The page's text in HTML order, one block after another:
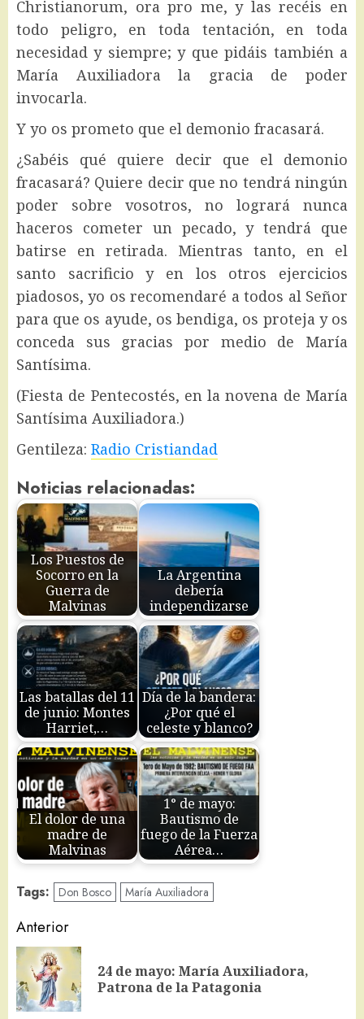
Christianorum, ora pro me, y las recéis en
todo peligro, en toda tentación, en toda
necesidad y siempre; y que pidáis también a
María Auxiliadora la gracia de poder
invocarla.
Y yo os prometo que el demonio fracasará.
¿Sabéis qué quiere decir que el demonio
fracasará? Quiere decir que no tendrá ningún
poder sobre vosotros, no logrará nunca
haceros cometer un pecado, y tendrá que
batirse en retirada. Mientras tanto, en el
santo sacrificio y en los otros ejercicios
piadosos, yo os recomendaré a todos al Señor
para que os ayude, os bendiga, os proteja y os
conceda sus gracias por medio de María
Santísima.
(Fiesta de Pentecostés, en la novena de María
Santísima Auxiliadora.)
Gentileza: Radio Cristiandad
Noticias relacionadas:
Los Puestos de
Socorro en la
Guerra de
Malvinas
La Argentina
debería
independizarse
Las batallas del 11
de junio: Montes
Harriet,…
Día de la bandera:
¿Por qué el
celeste y blanco?
El dolor de una
madre de
Malvinas
1° de mayo:
Bautismo de
fuego de la Fuerza
Aérea…
Tags: Don Bosco María Auxiliadora
Navegación
de
entradas
Anterior
24 de mayo: María Auxiliadora,
Patrona de la Patagonia